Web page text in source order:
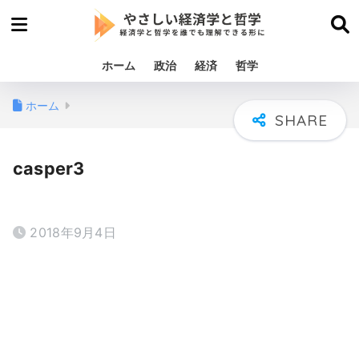
ホーム 政治 経済 哲学
ホーム
casper3
2018年9月4日